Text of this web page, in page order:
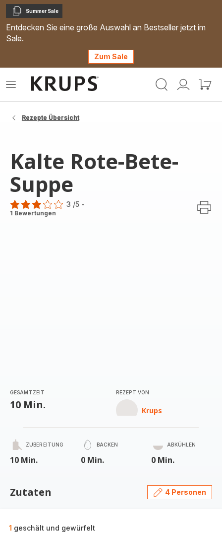
Kopieren
Summer Sale
Entdecken Sie eine große Auswahl an Bestseller jetzt im
Sale.
Zum Sale
Mein
Mein
Das
Rezepte Übersicht
Kalte Rote-Bete-
Suppe
Bewertung
3 /5 -
1 Bewertungen
GESAMTZEIT
10 Min.
REZEPT VON
Krups
ZUBEREITUNG
10 Min.
BACKEN
0 Min.
ABKÜHLEN
0 Min.
Zutaten 4 Personen
1 geschält und gewürfelt